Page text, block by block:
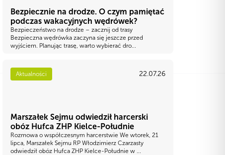
Bezpiecznie na drodze. O czym pamiętać
podczas wakacyjnych wędrówek?
Bezpieczeństwo na drodze – zacznij od trasy
Bezpieczna wędrówka zaczyna się jeszcze przed
wyjściem. Planując trasę, warto wybierać dro...
Aktualności 22.07.26
Marszałek Sejmu odwiedził harcerski
obóz Hufca ZHP Kielce-Południe
Rozmowa o współczesnym harcerstwie We wtorek, 21
lipca, Marszałek Sejmu RP Włodzimierz Czarzasty
odwiedził obóz Hufca ZHP Kielce-Południe w ...